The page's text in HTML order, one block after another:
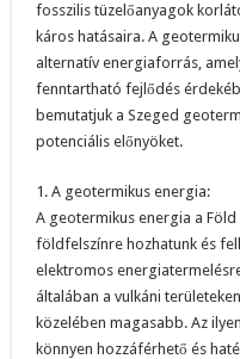
fosszilis tüzelőanyagok
káros hatásaira. A
alternatív energiaforrás,
fenntartható fejlődés
bemutatjuk a Szeged
potenciális előnyöket.
1. A geotermikus energia:
A geotermikus energia a
földfelszínre hozhatunk és
elektromos
általában a vulkáni
közelében magasabb. Az
könnyen hozzáférhető és